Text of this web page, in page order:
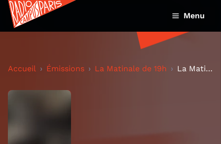
Menu
Accueil Émissions La Matinale de 19h La Matinale du 18/02/15 - Trafic d'armes et Chemic...